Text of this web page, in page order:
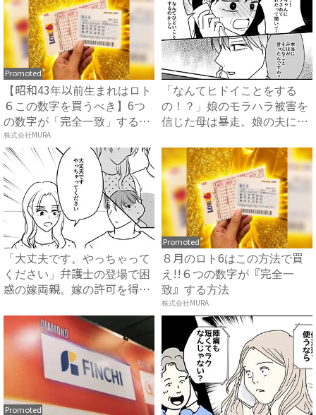
Promoted
【昭和43年以前生まれはロト
６この数字を買うべき】6つ
の数字が「完全一致」する
方...
株式会社MURA
「なんてヒドイことをする
の！？」娘のモラハラ被害を
信じた母は暴走。娘の夫に電
「大丈夫です。やっちゃって
ください」弁護士の登場で困
惑の嫁両親。嫁の許可を得た
Promoted
８月のロト6はこの方法で買
え!!６つの数字が『完全一
致』する方法
株式会社MURA
Promoted